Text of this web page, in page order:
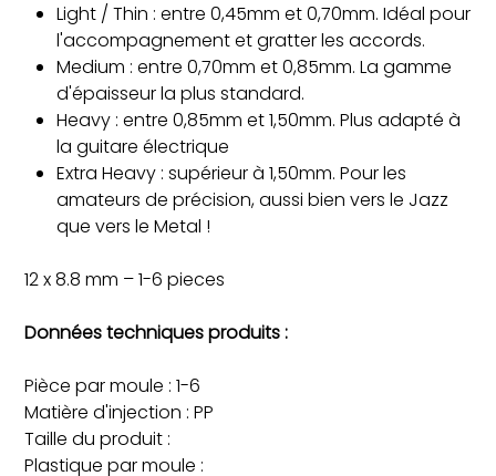
Light / Thin : entre 0,45mm et 0,70mm. Idéal pour
l'accompagnement et gratter les accords.
Medium : entre 0,70mm et 0,85mm. La gamme
d'épaisseur la plus standard.
Heavy : entre 0,85mm et 1,50mm. Plus adapté à
la guitare électrique
Extra Heavy : supérieur à 1,50mm. Pour les
amateurs de précision, aussi bien vers le Jazz
que vers le Metal !
12 x 8.8 mm – 1-6 pieces
Données techniques produits :
Pièce par moule : 1-6
Matière d'injection : PP
Taille du produit :
Plastique par moule :